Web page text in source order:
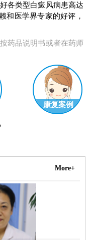
各类型白癜风病患高达
和医学界专家的好评，
药品说明书或者在药师
康复案例
More+